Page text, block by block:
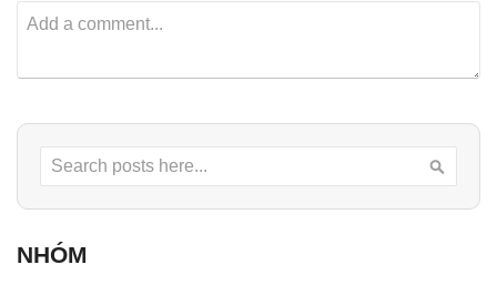
Search
NHÓM